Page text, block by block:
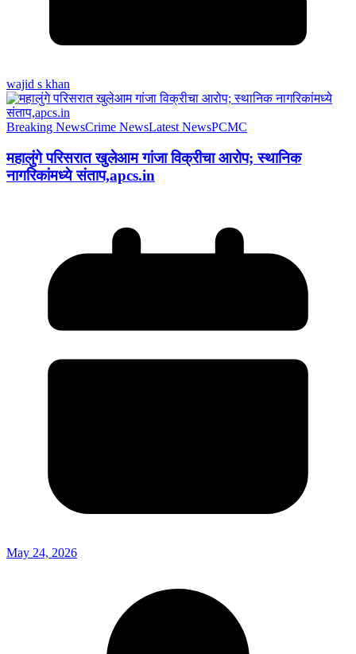
wajid s khan
Breaking NewsCrime NewsLatest NewsPCMC
महालुंगे परिसरात खुलेआम गांजा विक्रीचा आरोप; स्थानिक
नागरिकांमध्ये संताप,apcs.in
May 24, 2026